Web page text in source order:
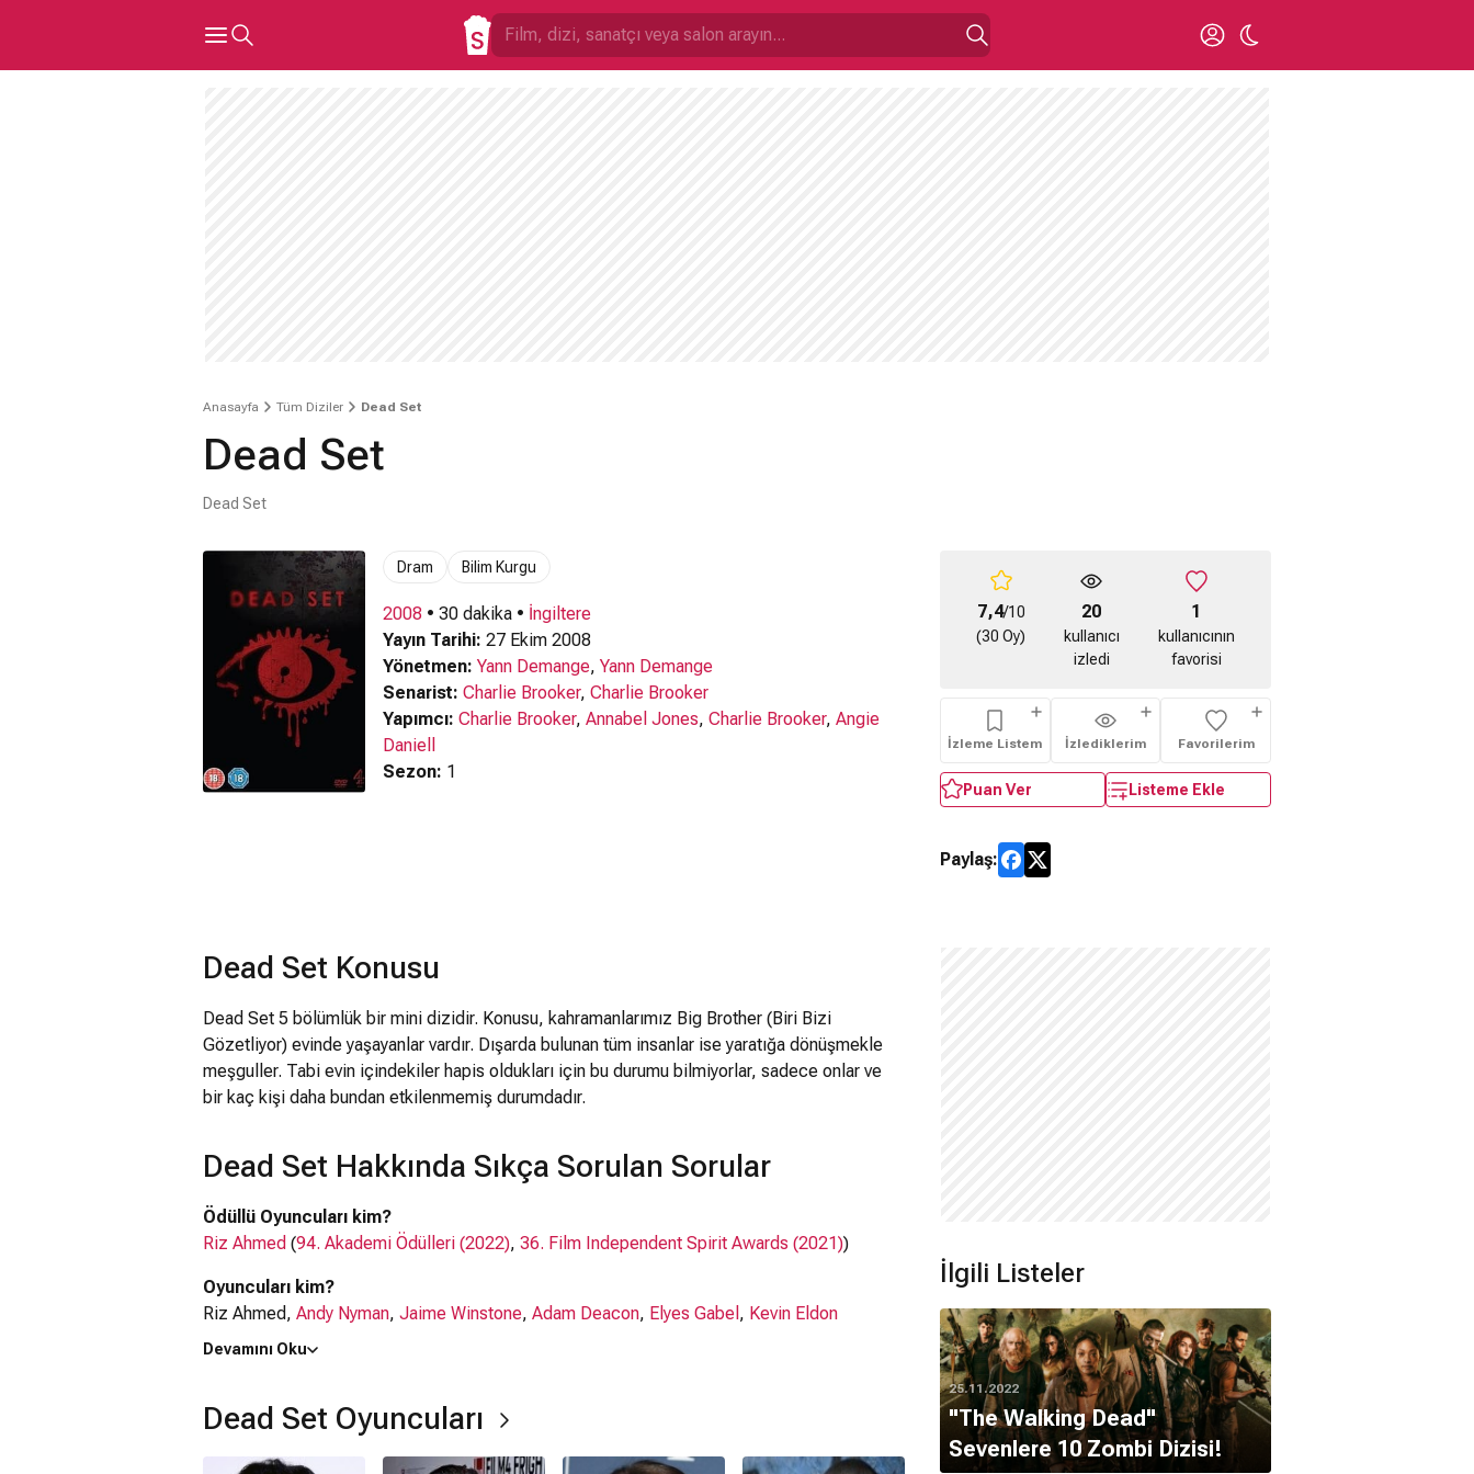
Anasayfa Tüm Diziler Dead Set
Dead Set
Dead Set
Dram Bilim Kurgu
2008 • 30 dakika • İngiltere
Yayın Tarihi: 27 Ekim 2008
Yönetmen: Yann Demange, Yann Demange
Senarist: Charlie Brooker, Charlie Brooker
Yapımcı: Charlie Brooker, Annabel Jones, Charlie Brooker, Angie
Daniell
Sezon: 1
7,4/10
(30 Oy)
20
kullanıcı
izledi
1
kullanıcının
favorisi
İzleme Listem İzlediklerim Favorilerim
Puan Ver Listeme Ekle
Paylaş:
Dead Set Konusu
Dead Set 5 bölümlük bir mini dizidir. Konusu, kahramanlarımız Big Brother (Biri Bizi
Gözetliyor) evinde yaşayanlar vardır. Dışarda bulunan tüm insanlar ise yaratığa dönüşmekle
meşguller. Tabi evin içindekiler hapis oldukları için bu durumu bilmiyorlar, sadece onlar ve
bir kaç kişi daha bundan etkilenmemiş durumdadır.
Dead Set Hakkında Sıkça Sorulan Sorular
Ödüllü Oyuncuları kim?
Riz Ahmed (94. Akademi Ödülleri (2022), 36. Film Independent Spirit Awards (2021))
Oyuncuları kim?
Riz Ahmed, Andy Nyman, Jaime Winstone, Adam Deacon, Elyes Gabel , Kevin Eldon
Ne zaman çıktı?
Dead Set dizisi nerede çekildi?
Dead Set dizisi
İngiltere'de çekilmiştir.
Devamını Oku
Dead Set Oyuncuları
İlgili Listeler
25.11.2022
"The Walking Dead"
Sevenlere 10 Zombi Dizisi!